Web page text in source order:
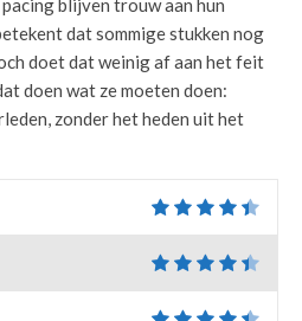
blijven trouw aan hun
dat sommige stukken nog
doet dat weinig af aan het feit
doen wat ze moeten doen:
zonder het heden uit het